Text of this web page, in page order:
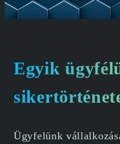
Egyik
Ügyfelünk